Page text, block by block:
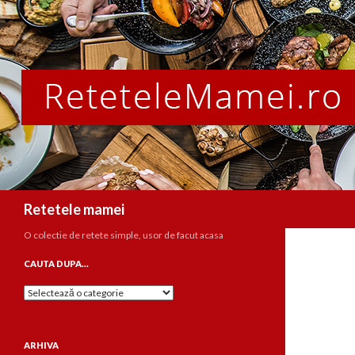
Retetele mamei
O colectie de retete simple, usor de facut acasa
CAUTA DUPA…
Cauta
ARHIVA